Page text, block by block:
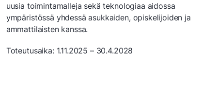
uusia toimintamalleja sekä teknologiaa aidossa
ympäristössä yhdessä asukkaiden, opiskelijoiden ja
ammattilaisten kanssa.
Toteutusaika: 1.11.2025 – 30.4.2028